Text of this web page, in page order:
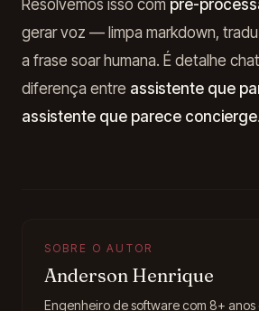
Resolvemos isso com pré-
gerar voz — limpa markdown,
a frase soar humana. É detalhe
diferença entre assistente que
assistente que parece concierge.
SOBRE O AUTOR
Anderson Henrique
Engenheiro de software com 8+